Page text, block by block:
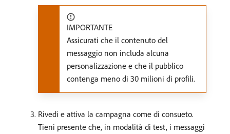
IMPORTANTE
Assicurati che il contenuto del
messaggio non includa alcuna
personalizzazione e che il pubblico
contenga meno di 30 milioni di profili.
Rivedi e attiva la campagna come di consueto.
Tieni presente che, in modalità di test, i messaggi